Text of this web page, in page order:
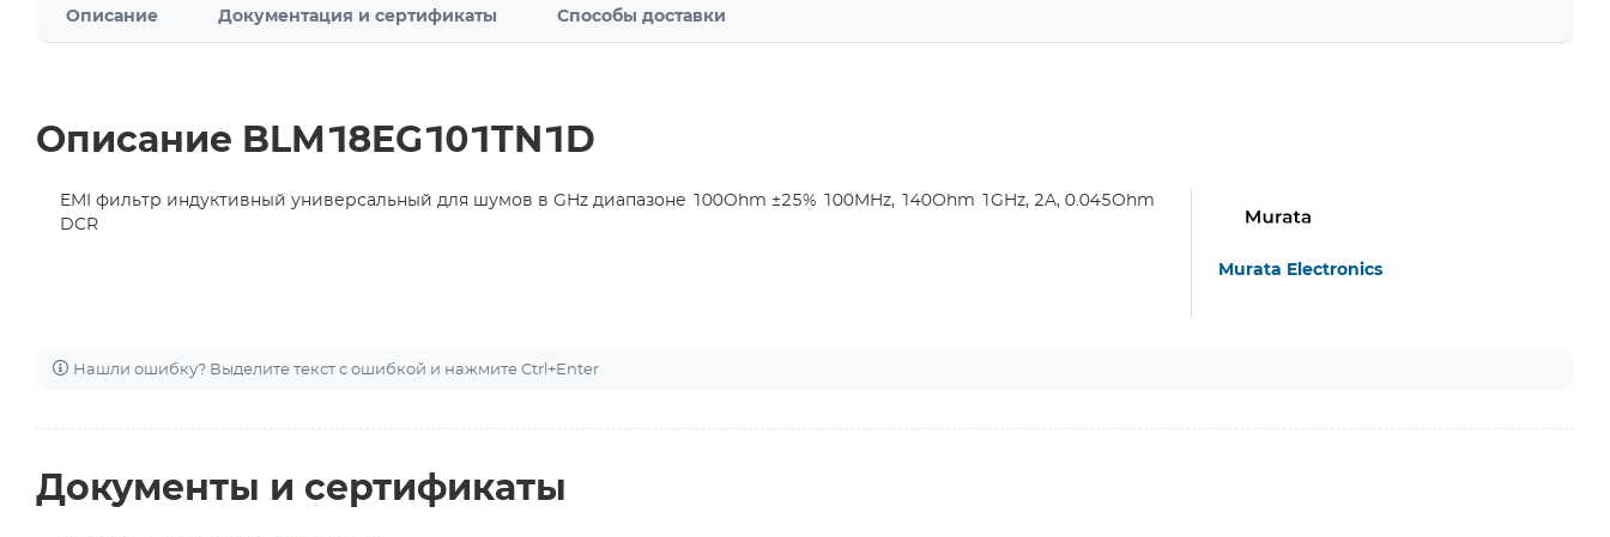
Описание Документация и сертификаты Способы доставки
Описание BLM18EG101TN1D
EMI фильтр индуктивный универсальный для шумов в GHz диапазоне 100Ohm ±25% 100MHz, 140Ohm 1GHz, 2A, 0.045Ohm
DCR
Murata Electronics
Нашли ошибку? Выделите текст с ошибкой и нажмите Ctrl+Enter
Документы и сертификаты